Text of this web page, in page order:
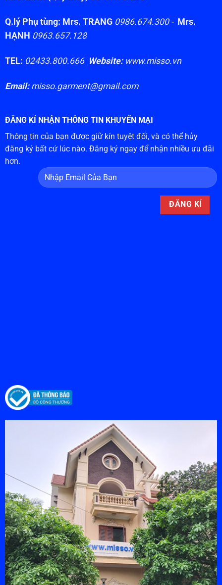
Q.lý Phụ tùng: Mrs. TRANG 0986.674.300 - Mrs.
HẠNH 0963.657.128
TEL: 02433.800.666 Website:www.misso.vn
Email:misso.garment@gmail.com
ĐĂNG KÍ NHẬN THÔNG TIN KHUYẾN MẠI
Thông tin của bạn được giữ kín tuyệt đối, và có thể hủy
đăng ký bất cứ lúc nào. Đăng ký ngay để nhận nhiều ưu đãi
hơn.